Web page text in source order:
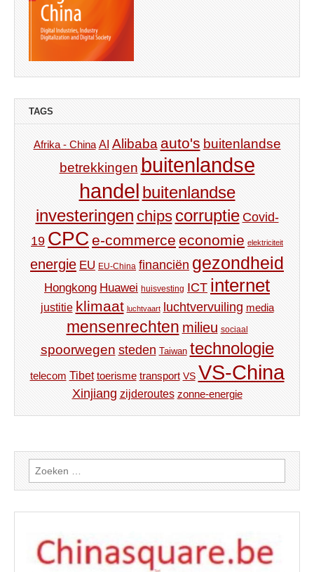
TAGS
Afrika - China AI Alibaba auto's buitenlandse
betrekkingen buitenlandse
handel buitenlandse
investeringen chips corruptie Covid-
19 CPC e-commerce economie elektriciteit
energie EU EU-China financiën gezondheid
Hongkong Huawei huisvesting ICT internet
justitie klimaat luchtvaart luchtvervuiling media
mensenrechten milieu sociaal
spoorwegen steden Taiwan technologie
telecom Tibet toerisme transport VS VS-China
Xinjiang zijderoutes zonne-energie
Zoeken
naar: